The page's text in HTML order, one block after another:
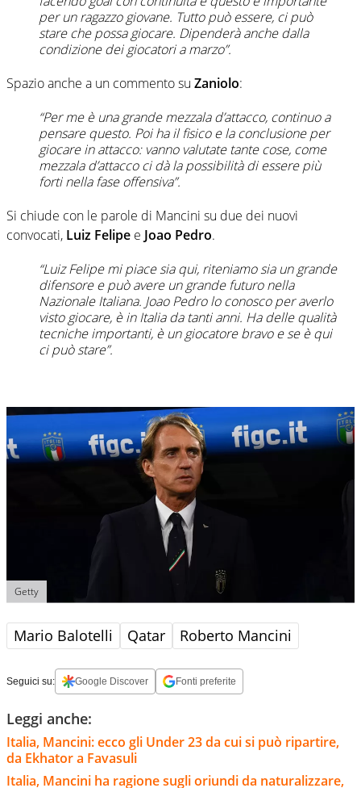
per un ragazzo giovane. Tutto può essere, ci può
stare che possa giocare. Dipenderà anche dalla
condizione dei giocatori a marzo”.
Spazio anche a un commento su Zaniolo:
“Per me è una grande mezzala d’attacco, continuo a
pensare questo. Poi ha il fisico e la conclusione per
giocare in attacco: vanno valutate tante cose, come
mezzala d’attacco ci dà la possibilità di essere più
forti nella fase offensiva”.
Si chiude con le parole di Mancini su due dei nuovi
convocati, Luiz Felipe e Joao Pedro.
“Luiz Felipe mi piace sia qui, riteniamo sia un grande
difensore e può avere un grande futuro nella
Nazionale Italiana. Joao Pedro lo conosco per averlo
visto giocare, è in Italia da tanti anni. Ha delle qualità
tecniche importanti, è un giocatore bravo e se è qui
ci può stare”.
Getty
Mario Balotelli Qatar Roberto Mancini
Seguici su: Google Discover Fonti preferite
Leggi anche:
Italia, Mancini: ecco gli Under 23 da cui si può ripartire,
da Ekhator a Favasuli
Italia, Mancini ha ragione sugli oriundi da naturalizzare,